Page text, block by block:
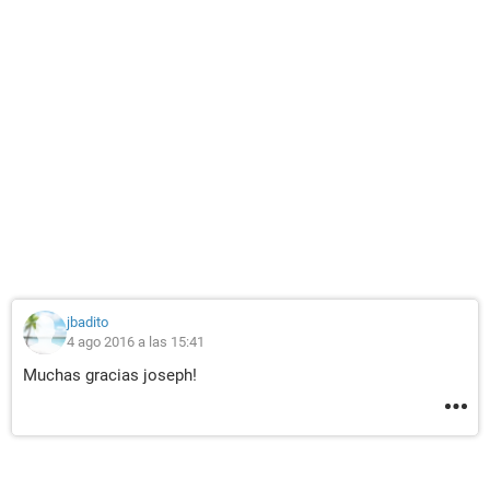
jbadito
4 ago 2016 a las 15:41
Muchas gracias joseph!